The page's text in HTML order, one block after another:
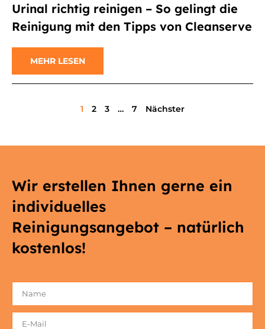
Urinal richtig reinigen – So gelingt die
Reinigung mit den Tipps von Cleanserve
MEHR LESEN
1 2 3 … 7 Nächster
Wir erstellen Ihnen gerne ein
individuelles
Reinigungsangebot – natürlich
kostenlos!